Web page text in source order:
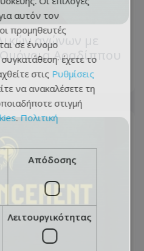
αγώνων με
Αραδίππου
αυτόν τον
προμηθευτές
σε έννομο
έχετε το
στις Ρυθμίσεις
να ανακαλέσετε τη
στιγμή
.Πολιτική
Απόδοσης
Λειτουργικότητας